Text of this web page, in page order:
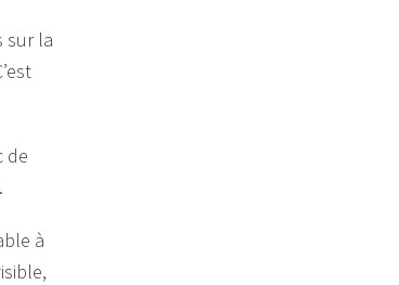
sur la
de
à